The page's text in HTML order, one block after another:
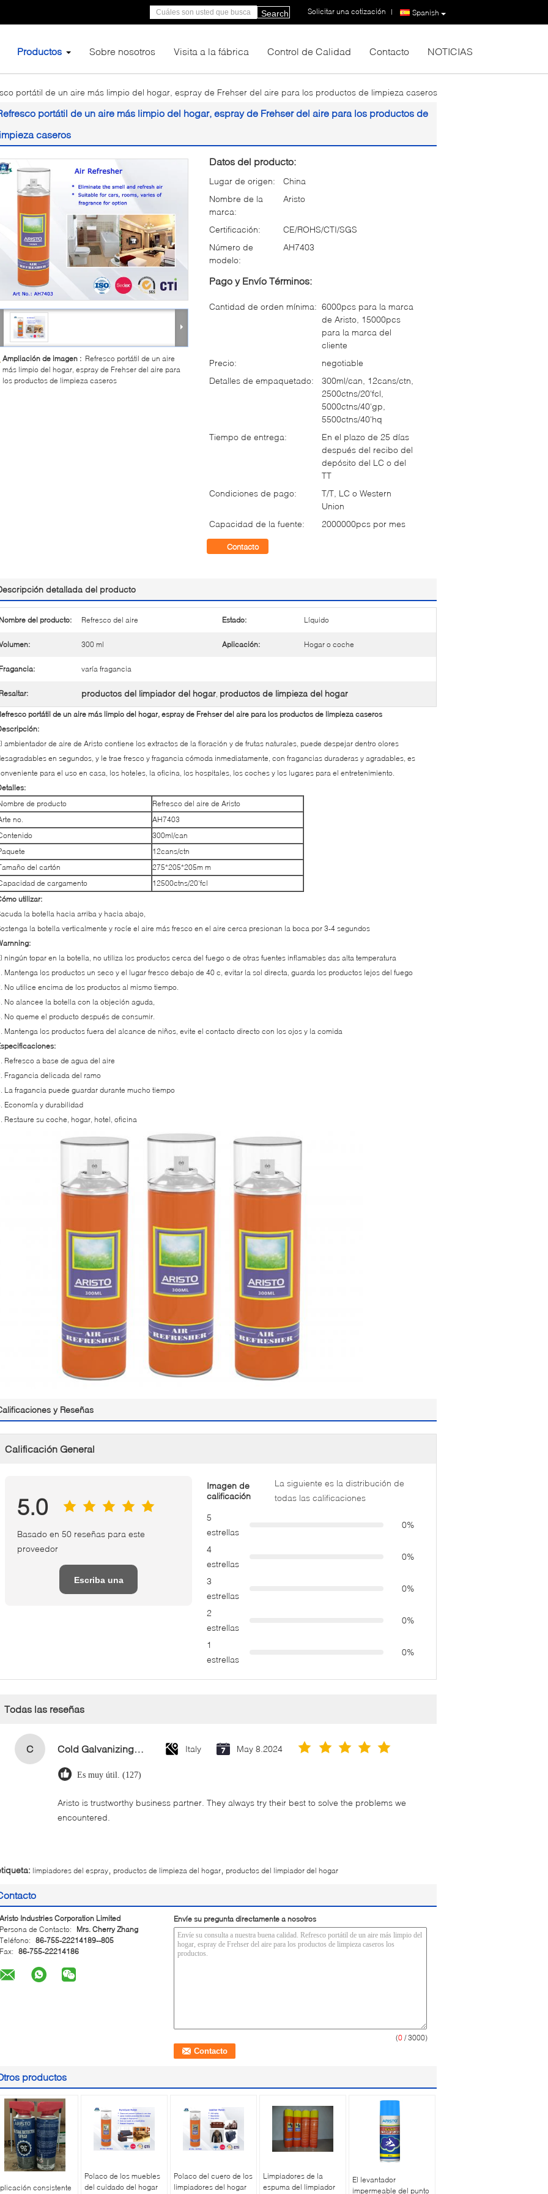
Spanish
Solicitar una cotización |
Search
Productos Sobre nosotros Visita a la fábrica Control de Calidad Contacto NOTICIAS
portátil de un aire más limpio del hogar, espray de Frehser del aire para los productos de limpieza caseros
portátil de un aire más limpio del hogar, espray de Frehser del aire para los productos de
caseros
Ampliación de imagen : Refresco portátil de un aire
más limpio del hogar, espray de Frehser del aire para
los productos de limpieza caseros
Datos del producto:
Lugar de origen:
China
Nombre de la
marca:
Aristo
Certificación:
CE/ROHS/CTI/SGS
Número de
modelo:
AH7403
Pago y Envío Términos:
Cantidad de orden mínima: 6000pcs para la marca
de Aristo, 15000pcs
para la marca del
cliente
Precio:
negotiable
Detalles de empaquetado:
300ml/can, 12cans/ctn,
2500ctns/20'fcl,
5000ctns/40'gp,
5500ctns/40'hq
Tiempo de entrega:
En el plazo de 25 días
después del recibo del
depósito del LC o del
TT
Condiciones de pago:
T/T, LC o Western
Union
Capacidad de la fuente:
2000000pcs por mes
Contacto
detallada del producto
del producto: Refresco del aire Estado: Líquido
300 ml Aplicación: Hogar o coche
varía fragancia
productos del limpiador del hogar, productos de limpieza del hogar
portátil de un aire más limpio del hogar, espray de Frehser del aire para los productos de limpieza caseros
ambientador de aire de Aristo contiene los extractos de la floración y de frutas naturales, puede despejar dentro olores
en segundos, y le trae fresco y fragancia cómoda inmediatamente, con fragancias duraderas y agradables, es
para el uso en casa, los hoteles, la oficina, los hospitales, los coches y los lugares para el entretenimiento.
de producto
Refresco del aire de Aristo
no.
AH7403
300ml/can
12cans/ctn
del cartón
275*205*205m m
de cargamento
12500ctns/20'fcl
utilizar:
la botella hacia arriba y hacia abajo,
la botella verticalmente y rocíe el aire más fresco en el aire cerca presionan la boca por 3-4 segundos
ningún topar en la botella, no utiliza los productos cerca del fuego o de otras fuentes inflamables das alta temperatura
Mantenga los productos un seco y el lugar fresco debajo de 40 c, evitar la sol directa, guarda los productos lejos del fuego
No utilice encima de los productos al mismo tiempo.
No alancee la botella con la objeción aguda,
No queme el producto después de consumir.
Mantenga los productos fuera del alcance de niños, evite el contacto directo con los ojos y la comida
Refresco a base de agua del aire
Fragancia delicada del ramo
La fragancia puede guardar durante mucho tiempo
Economía y durabilidad
Restaure su coche, hogar, hotel, oficina
y Reseñas
Calificación General
5.0
Basado en 50 reseñas para este
proveedor
Escriba una
Imagen de
calificación
La siguiente es la distribución de
todas las calificaciones
5
estrellas
0%
4
estrellas
0%
3
estrellas
0%
2
estrellas
0%
1
estrellas
0%
Todas las reseñas
C Cold Galvanizing Zinc Spray Paint 400ml Italy May 8.2024
Es muy útil. (127)
Aristo is trustworthy business partner. They always try their best to solve the problems we
encountered.
limpiadores del espray productos de limpieza del hogar productos del limpiador del hogar
Aristo Industries Corporation Limited
Persona de Contacto:
Mrs. Cherry Zhang
Teléfono: 86-755-22214189--805
Fax: 86-755-22214186
Envíe su pregunta directamente a nosotros
(0 / 3000)
productos
consistente
Polaco de los muebles
del cuidado del hogar
Polaco del cuero de los
limpiadores del hogar
Limpiadores de la
espuma del limpiador
El levantador
impermeable del punto